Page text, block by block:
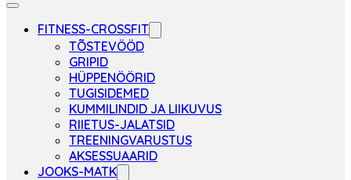
FITNESS-CROSSFIT
TÕSTEVÖÖD
GRIPID
HÜPPENÖÖRID
TUGISIDEMED
KUMMILINDID JA LIIKUVUS
RIIETUS-JALATSID
TREENINGVARUSTUS
AKSESSUAARID
JOOKS-MATK